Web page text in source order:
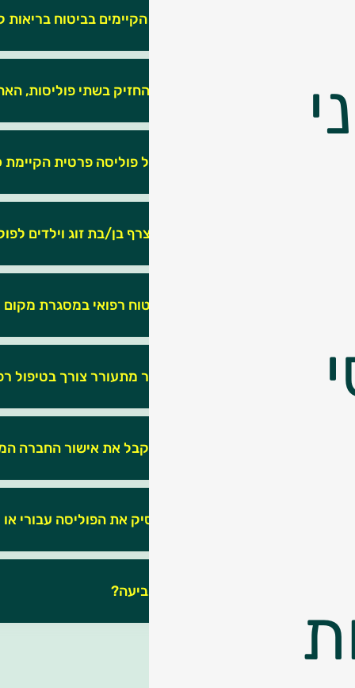
מהם היתרונות הקיימים בביטוח
האם יש טעם להחזיק בשתי פוליסות,
האם כדאי לבטל פוליסה פרטית
האם כדאי לי לצרף בן/בת זוג וילדים
בני מבוטח בביטוח רפואי במסגרת
למי פונים כאשר מתעורר צורך בטיפול
האם יש צורך לקבל את אישור החברה
האם ניתן להפסיק את הפוליסה עבורי
כיצד מגישים תביעה?